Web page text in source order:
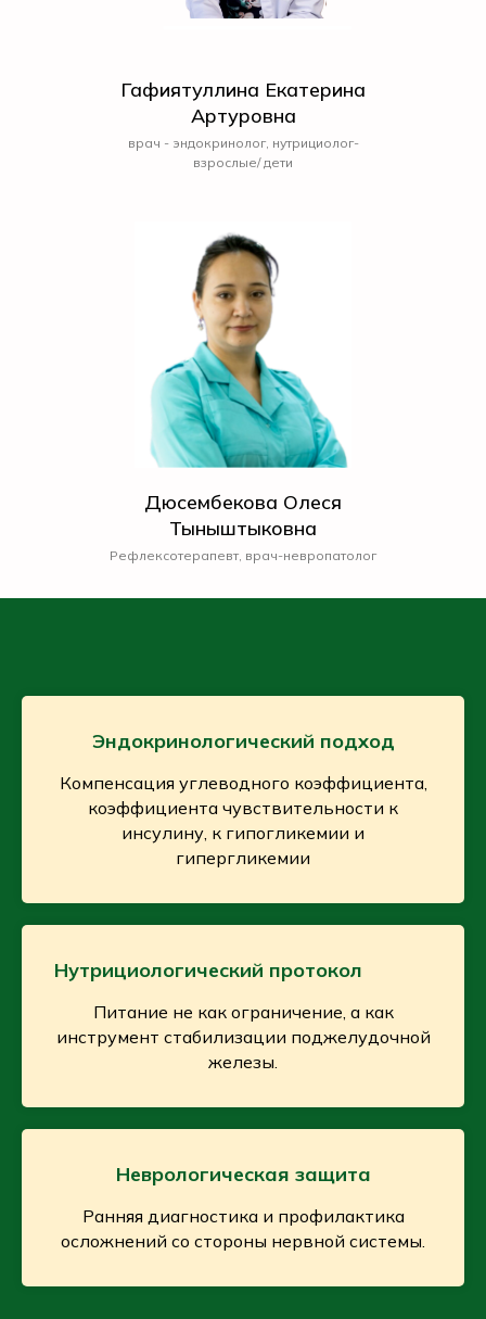
Гафиятуллина Екатерина
Артуровна
врач - эндокринолог, нутрициолог-
взрослые/ дети
Дюсембекова Олеся
Тыныштыковна
Рефлексотерапевт, врач-невропатолог
Эндокринологический подход
Компенсация углеводного коэффициента,
коэффициента чувствительности к
инсулину, к гипогликемии и
гипергликемии
Нутрициологический протокол
Питание не как ограничение, а как
инструмент стабилизации поджелудочной
железы.
Неврологическая защита
Ранняя диагностика и профилактика
осложнений со стороны нервной системы.